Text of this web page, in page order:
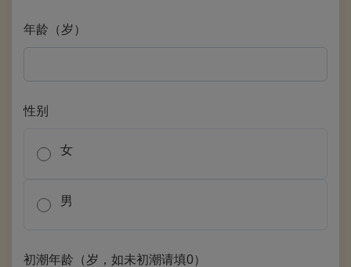
年龄（岁）
性别
女
男
初潮年龄（岁，如未初潮请填0）